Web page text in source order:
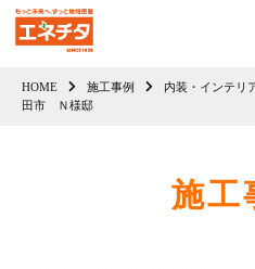
HOME 施工事例 内装・インテリ
田市 Ｎ様邸
施工